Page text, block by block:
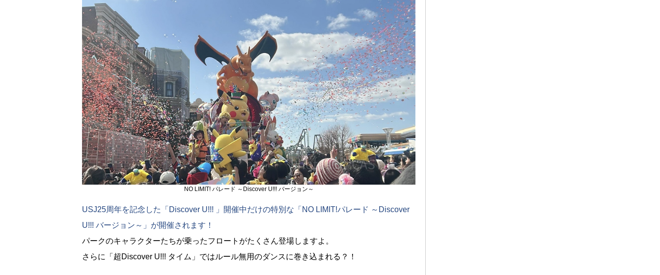
NO LIMIT! パレード ～Discover U!!! バージョン～
USJ25周年を記念した「Discover U!!! 」開催中だけの特別な「NO LIMIT!パレード ～Discover
U!!! バージョン～」が開催されます！
パークのキャラクターたちが乗ったフロートがたくさん登場しますよ。
さらに「超Discover U!!! タイム」ではルール無用のダンスに巻き込まれる？！